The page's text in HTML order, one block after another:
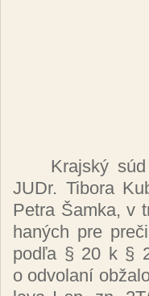
Kraj­ský
JUDr. Ti­bo­ra
Pet­ra Šam­ka, v
ha­ných pre
pod­ľa § 20 k §
o od­vo­la­ní